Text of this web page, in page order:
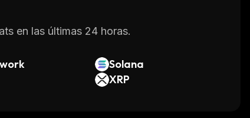
en las últimas 24 horas.
Solana
XRP